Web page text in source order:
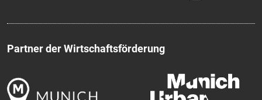
Partner der Wirtschaftsförderung